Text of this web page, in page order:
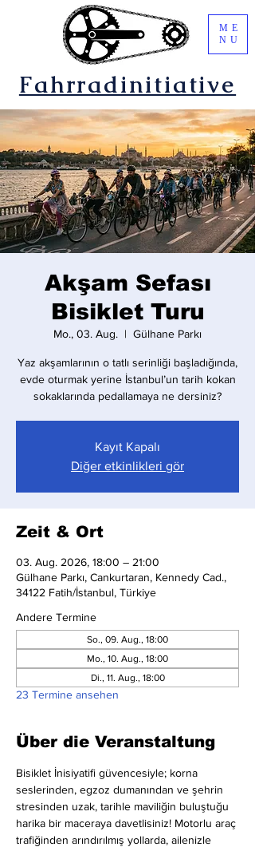
Fahrradinitiative
ME
NU
Akşam Sefası
Bisiklet Turu
Mo., 03. Aug.
  |
Gülhane Parkı
Yaz akşamlarının o tatlı serinliği başladığında,
evde oturmak yerine İstanbul’un tarih kokan
sokaklarında pedallamaya ne dersiniz?
Kayıt Kapalı
Diğer etkinlikleri gör
Zeit & Ort
03. Aug. 2026, 18:00 – 21:00
Gülhane Parkı, Cankurtaran, Kennedy Cad.,
34122 Fatih/İstanbul, Türkiye
Andere Termine
So., 09. Aug., 18:00
Mo., 10. Aug., 18:00
Di., 11. Aug., 18:00
23 Termine ansehen
Über die Veranstaltung
Bisiklet İnisiyatifi güvencesiyle; korna
seslerinden, egzoz dumanından ve şehrin
stresinden uzak, tarihle maviliğin buluştuğu
harika bir maceraya davetlisiniz! Motorlu araç
trafiğinden arındırılmış yollarda, ailenizle